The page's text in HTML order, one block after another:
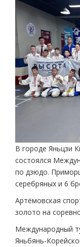
В городе Яньцзи
состоялся
по дзюдо.
серебряных и 6
Артёмовская
золото на
Международный
Яньбянь-